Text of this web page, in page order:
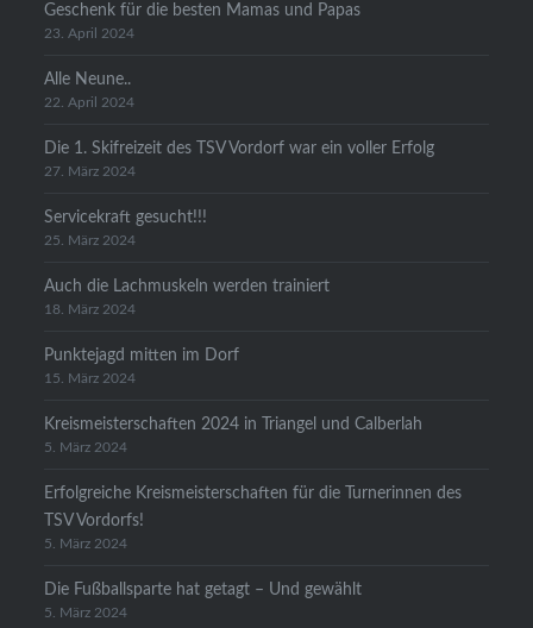
Geschenk für die besten Mamas und Papas
23. April 2024
Alle Neune..
22. April 2024
Die 1. Skifreizeit des TSV Vordorf war ein voller Erfolg
27. März 2024
Servicekraft gesucht!!!
25. März 2024
Auch die Lachmuskeln werden trainiert
18. März 2024
Punktejagd mitten im Dorf
15. März 2024
Kreismeisterschaften 2024 in Triangel und Calberlah
5. März 2024
Erfolgreiche Kreismeisterschaften für die Turnerinnen des
TSV Vordorfs!
5. März 2024
Die Fußballsparte hat getagt – Und gewählt
5. März 2024